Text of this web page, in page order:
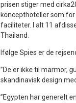
prisen stiger med
koncepthoteller som
faciliteter. I alt 11
Thailand.
Ifølge Spies er de
”De er ikke til marmor,
skandinavisk design
”Egypten har generelt